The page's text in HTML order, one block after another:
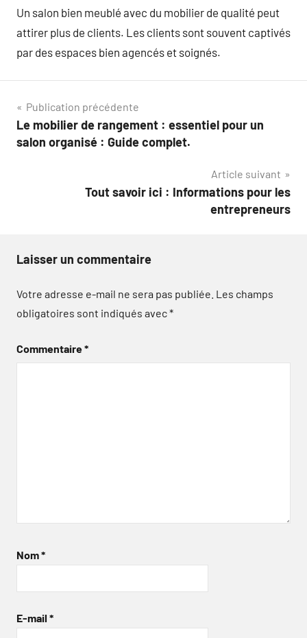
Un salon bien meublé avec du mobilier de qualité peut
attirer plus de clients. Les clients sont souvent captivés
par des espaces bien agencés et soignés.
Navigation
de
Publication précédente
Le mobilier de rangement : essentiel pour un
salon organisé : Guide complet.
Article suivant
Tout savoir ici : Informations pour les
entrepreneurs
Laisser un commentaire
Votre adresse e-mail ne sera pas publiée. Les champs
obligatoires sont indiqués avec*
Commentaire*
Nom*
E-mail *